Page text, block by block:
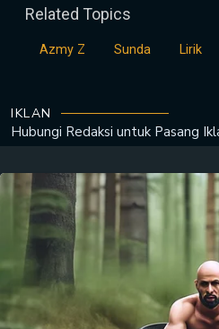
Related Topics
Azmy Z Sunda Lirik
IKLAN
Hubungi Redaksi untuk Pasang